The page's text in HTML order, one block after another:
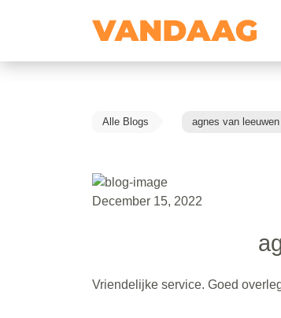
Alle Blogs agnes van
December 15, 2022
Vriendelijke service. Goed